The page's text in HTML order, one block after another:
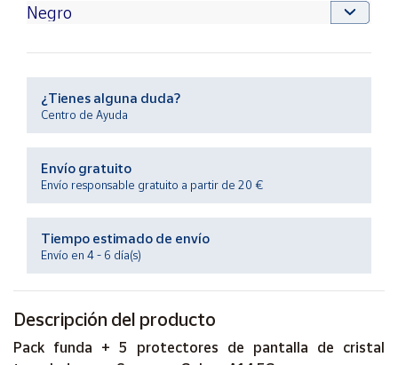
Centro
de ayuda
Vendedores
Mapa de
vendedores
Hazte
vendedor
¿Tienes alguna duda?
Centro de Ayuda
Envío gratuito
Envío responsable gratuito a partir de 20 €
Tiempo estimado de envío
Envío en 4 - 6 día(s)
Descripción del producto
Pack funda + 5 protectores de pantalla de cristal